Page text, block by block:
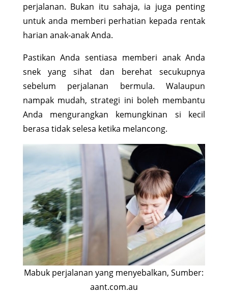
perjalanan. Bukan itu sahaja, ia juga penting
untuk anda memberi perhatian kepada rentak
harian anak-anak Anda.
Pastikan Anda sentiasa memberi anak Anda
snek yang sihat dan berehat secukupnya
sebelum perjalanan bermula. Walaupun
nampak mudah, strategi ini boleh membantu
Anda mengurangkan kemungkinan si kecil
berasa tidak selesa ketika melancong.
Mabuk perjalanan yang menyebalkan, Sumber:
aant.com.au